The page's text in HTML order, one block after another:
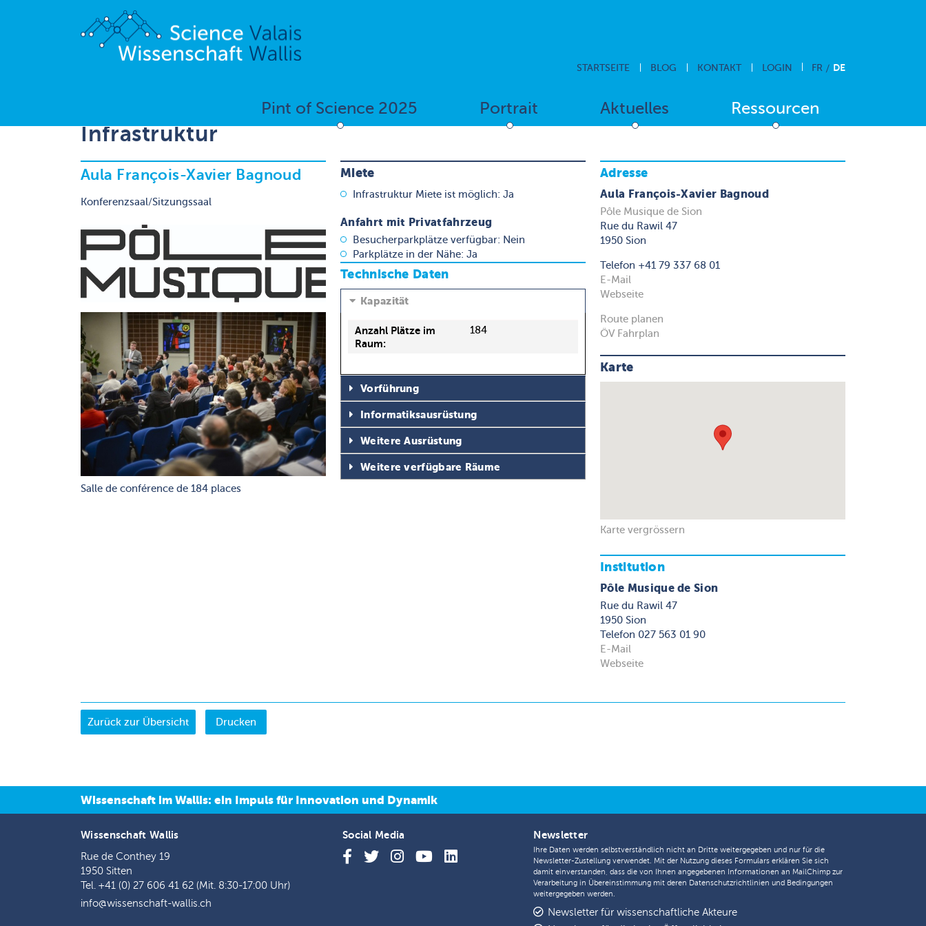
FR DE
LOGIN
STARTSEITE BLOG KONTAKT
Pint of Science 2025 Portrait Aktuelles Ressourcen
Infrastruktur
Aula François-Xavier Bagnoud
Konferenzsaal/Sitzungssaal
Salle de conférence de 184 places
Miete
Infrastruktur Miete ist möglich: Ja
Anfahrt mit Privatfahrzeug
Besucherparkplätze verfügbar: Nein
Parkplätze in der Nähe: Ja
Technische Daten
Kapazität
Anzahl Plätze im
Raum:
184
Vorführung
Informatiksausrüstung
Weitere Ausrüstung
Weitere verfügbare Räume
Adresse
Aula François-Xavier Bagnoud
Pôle Musique de Sion
Rue du Rawil 47
1950 Sion
Telefon +41 79 337 68 01
E-Mail
Webseite
Route planen
ÖV Fahrplan
Karte
Karte vergrössern
Institution
Pôle Musique de Sion
Rue du Rawil 47
1950 Sion
Telefon 027 563 01 90
E-Mail
Webseite
Drucken
Wissenschaft im Wallis: ein Impuls für Innovation und Dynamik
Wissenschaft Wallis
Rue de Conthey 19
1950 Sitten
Tel. +41 (0) 27 606 41 62 (Mit. 8:30-17:00 Uhr)
info@wissenschaft-wallis.ch
Social Media Newsletter
Ihre Daten werden selbstverständlich nicht an Dritte weitergegeben und nur für die
Newsletter-Zustellung verwendet. Mit der Nutzung dieses Formulars erklären Sie sich
damit einverstanden, dass die von Ihnen angegebenen Informationen an MailChimp zur
Verarbeitung in Übereinstimmung mit deren Datenschutzrichtlinien und Bedingungen
weitergegeben werden.
Newsletter für wissenschaftliche Akteure